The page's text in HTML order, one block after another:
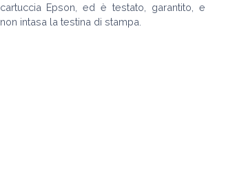
cartuccia Epson, ed è testato, garantito, e
non intasa la testina di stampa.